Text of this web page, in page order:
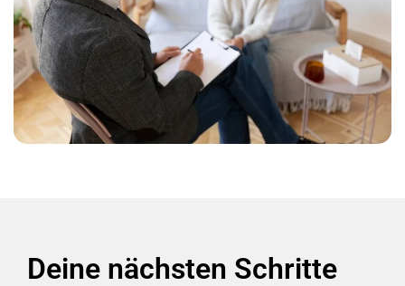
Deine nächsten Schritte